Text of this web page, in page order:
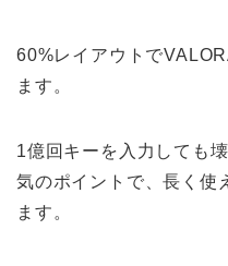
60%レイアウトで
ます。
1億回キーを入力しても
気のポイントで、長く使
ます。